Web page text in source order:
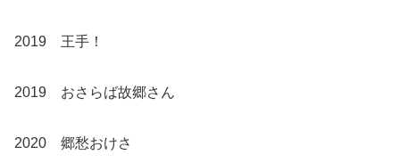
2019 王手！
2019 おさらば故郷さん
2020 郷愁おけさ